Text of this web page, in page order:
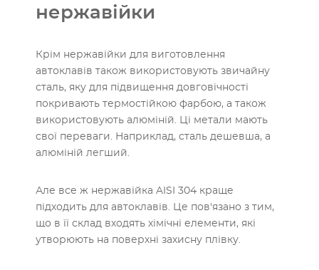
нержавійки
Крім нержавійки для виготовлення
автоклавів також використовують звичайну
сталь, яку для підвищення довговічності
покривають термостійкою фарбою, а також
використовують алюміній. Ці метали мають
свої переваги. Наприклад, сталь дешевша, а
алюміній легший.
Але все ж нержавійка AISI 304 краще
підходить для автоклавів. Це пов'язано з тим,
що в її склад входять хімічні елементи, які
утворюють на поверхні захисну плівку.